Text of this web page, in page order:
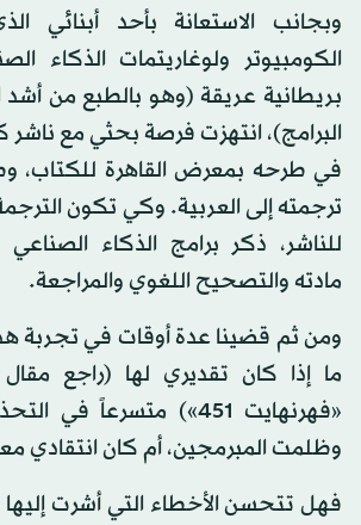
وبجانب الاستعانة بأحد أبنائي
الكومبيوتر ولوغاريتمات الذكاء
بريطانية عريقة (وهو بالطبع من
البرامج)، انتهزت فرصة بحثي مع ناشر
في طرحه بمعرض القاهرة للكتاب،
ترجمته إلى العربية. وكي تكون
للناشر، ذكر برامج الذكاء الصناعي
مادته والتصحيح اللغوي والمراجعة.
ومن ثم قضينا عدة أوقات في تجربة
ما إذا كان تقديري لها (راجع
«فهرنهايت 451») متسرعاً
وظلمت المبرمجين، أم كان انتقادي
فهل تتحسن الأخطاء التي أشرت